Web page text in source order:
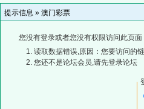
提示信息 » 澳门彩票
您没有登录或者您没有权限访问此页
读取数据错误,原因：您要访问的
您还不是论坛会员,请先登录论坛